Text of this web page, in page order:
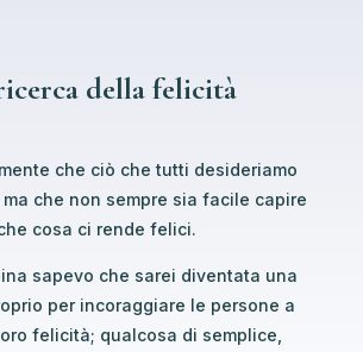
della felicità
che ciò che tutti desideriamo
che non sempre sia facile capire
cosa ci rende felici.
sapevo che sarei diventata una
per incoraggiare le persone a
felicità; qualcosa di semplice,